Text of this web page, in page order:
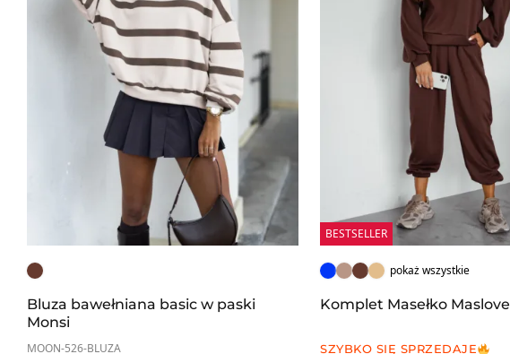
Bluza bawełniana basic w paski
Monsi
MOON-526-BLUZA
BESTSELLER
pokaż wszystkie
Komplet Masełko Maslove
SZYBKO SIĘ SPRZEDAJE